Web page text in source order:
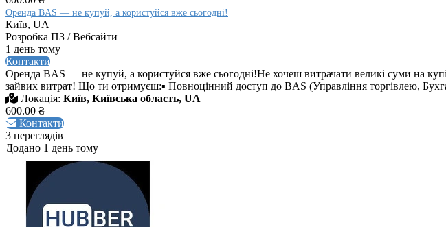
Оренда BAS — не купуй, а користуйся вже сьогодні!
Київ, UA
Розробка ПЗ / Вебсайти
1 день тому
Контакти
Оренда BAS — не купуй, а користуйся вже сьогодні!Не хочеш витрачати великі суми на
зайвих витрат! Що ти отримуєш:▪ Повноцінний доступ до BAS (Управління торгівлею,
Локація: Київ, Київська область, UA
600.00 ₴
Контакти
3 переглядів
Додано 1 день тому